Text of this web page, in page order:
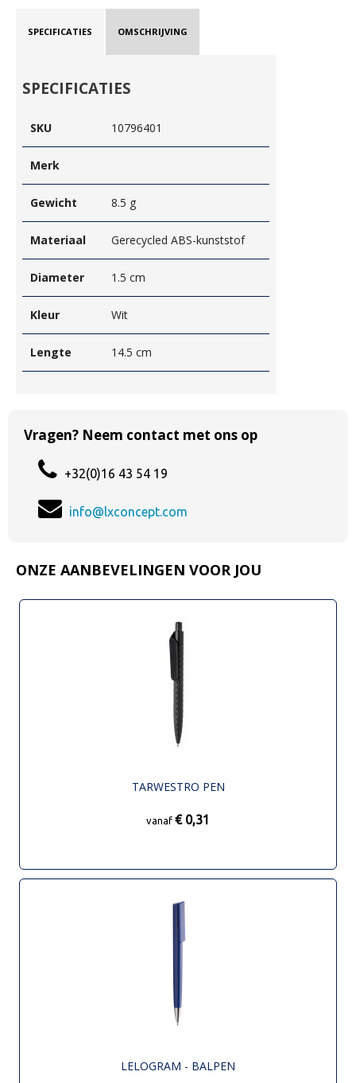
SPECIFICATIES OMSCHRIJVING
SPECIFICATIES
SKU 10796401
Merk
Gewicht 8.5 g
Materiaal Gerecycled ABS-kunststof
Diameter 1.5 cm
Kleur Wit
Lengte 14.5 cm
Vragen? Neem contact met ons op
+32(0)16 43 54 19
info@lxconcept.com
ONZE AANBEVELINGEN VOOR JOU
TARWESTRO PEN
vanaf € 0,31
LELOGRAM - BALPEN